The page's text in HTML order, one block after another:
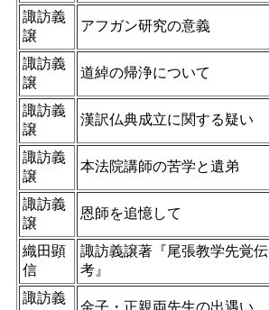
諏訪義
譲
アフガン研究の意義
諏訪義
譲
道綽の帰浄について
諏訪義
譲
漢訳仏典成立に関する疑い
諏訪義
譲
本法院講師の苦学と遺弟
諏訪義
譲
恩師を追憶して
織田顕
信
諏訪義譲著『尾張教学先覚伝
考』
諏訪義
金子・正親両先生の出遇い